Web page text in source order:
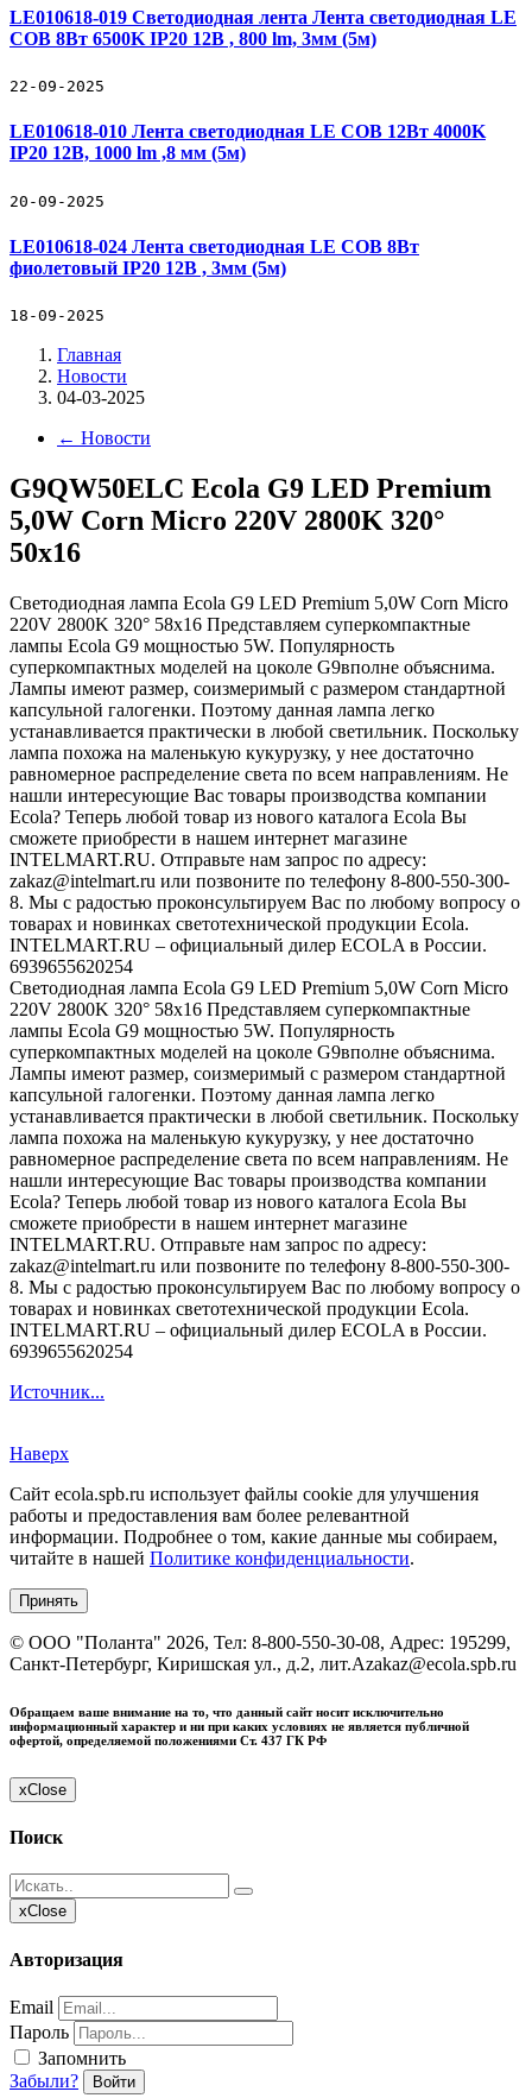
LE010618-019 Светодиодная лента Лента светодиодная LE
COB 8Вт 6500K IP20 12В , 800 lm, 3мм (5м)
22-09-2025
LE010618-010 Лента светодиодная LE COB 12Вт 4000K
IP20 12В, 1000 lm ,8 мм (5м)
20-09-2025
LE010618-024 Лента светодиодная LE COB 8Вт
фиолетовый IP20 12В , 3мм (5м)
18-09-2025
Главная
Новости
04-03-2025
← Новости
G9QW50ELC Ecola G9 LED Premium
5,0W Corn Micro 220V 2800K 320°
50x16
Светодиодная лампа Ecola G9 LED Premium 5,0W Corn Micro
220V 2800K 320° 58x16 Представляем суперкомпактные
лампы Ecola G9 мощностью 5W. Популярность
суперкомпактных моделей на цоколе G9вполне объяснима.
Лампы имеют размер, соизмеримый с размером стандартной
капсульной галогенки. Поэтому данная лампа легко
устанавливается практически в любой светильник. Поскольку
лампа похожа на маленькую кукурузку, у нее достаточно
равномерное распределение света по всем направлениям. Не
нашли интересующие Вас товары производства компании
Ecola? Теперь любой товар из нового каталога Ecola Вы
сможете приобрести в нашем интернет магазине
INTELMART.RU. Отправьте нам запрос по адресу:
zakaz@intelmart.ru или позвоните по телефону 8-800-550-300-
8. Мы с радостью проконсультируем Вас по любому вопросу о
товарах и новинках светотехнической продукции Ecola.
INTELMART.RU – официальный дилер ECOLA в России.
6939655620254
Светодиодная лампа Ecola G9 LED Premium 5,0W Corn Micro
220V 2800K 320° 58x16 Представляем суперкомпактные
лампы Ecola G9 мощностью 5W. Популярность
суперкомпактных моделей на цоколе G9вполне объяснима.
Лампы имеют размер, соизмеримый с размером стандартной
капсульной галогенки. Поэтому данная лампа легко
устанавливается практически в любой светильник. Поскольку
лампа похожа на маленькую кукурузку, у нее достаточно
равномерное распределение света по всем направлениям. Не
нашли интересующие Вас товары производства компании
Ecola? Теперь любой товар из нового каталога Ecola Вы
сможете приобрести в нашем интернет магазине
INTELMART.RU. Отправьте нам запрос по адресу:
zakaz@intelmart.ru или позвоните по телефону 8-800-550-300-
8. Мы с радостью проконсультируем Вас по любому вопросу о
товарах и новинках светотехнической продукции Ecola.
INTELMART.RU – официальный дилер ECOLA в России.
6939655620254
Источник...
Наверх
Сайт ecola.spb.ru использует файлы cookie для улучшения
работы и предоставления вам более релевантной
информации. Подробнее о том, какие данные мы собираем,
читайте в нашей Политике конфиденциальности.
Принять
© ООО "Поланта" 2026, Тел: 8-800-550-30-08, Адрес: 195299,
Санкт-Петербург, Киришская ул., д.2, лит.Аzakaz@ecola.spb.ru
Обращаем ваше внимание на то, что данный сайт носит исключительно
информационный характер и ни при каких условиях не является публичной
офертой, определяемой положениями Ст. 437 ГК РФ
xClose
Поиск
xClose
Авторизация
Email
Пароль
Запомнить
Забыли?
Войти